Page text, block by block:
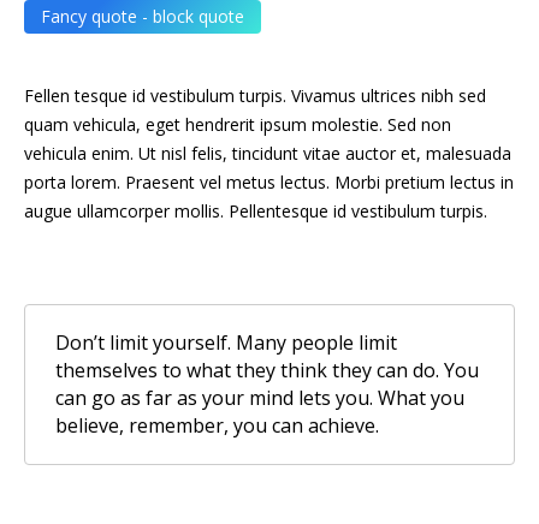
Fancy quote - block quote
Fellen tesque id vestibulum turpis. Vivamus ultrices nibh sed
quam vehicula, eget hendrerit ipsum molestie. Sed non
vehicula enim. Ut nisl felis, tincidunt vitae auctor et, malesuada
porta lorem. Praesent vel metus lectus. Morbi pretium lectus in
augue ullamcorper mollis. Pellentesque id vestibulum turpis.
Don’t limit yourself. Many people limit
themselves to what they think they can do. You
can go as far as your mind lets you. What you
believe, remember, you can achieve.